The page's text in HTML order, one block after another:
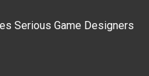
Serious Game Designers